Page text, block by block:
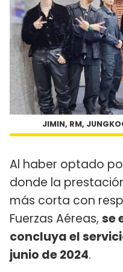
JIMIN, RM,
Al haber optado
donde la
más corta con
Fuerzas Aéreas, se
concluya el
junio de 2024.